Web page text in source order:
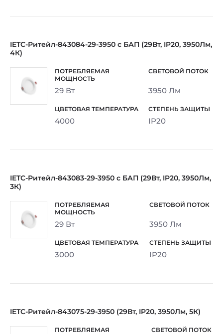
IETC-Ритейл-843084-29-3950 с БАП (29Вт, IP20, 3950Лм,
4К)
29 Вт 3950 Лм
4000 IP20
IETC-Ритейл-843083-29-3950 с БАП (29Вт, IP20, 3950Лм,
3К)
29 Вт 3950 Лм
3000 IP20
IETC-Ритейл-843075-29-3950 (29Вт, IP20, 3950Лм, 5К)